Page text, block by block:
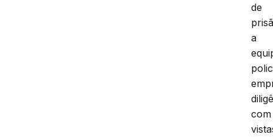
de
a
com